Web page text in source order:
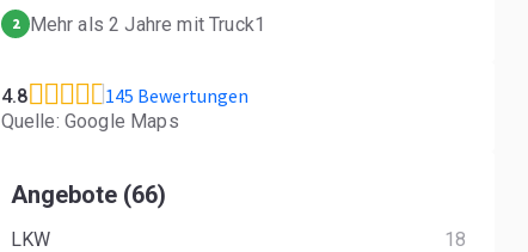
2 Mehr als 2 Jahre mit Truck1
4.8 145 Bewertungen
Quelle: Google Maps
Angebote (66)
LKW
18